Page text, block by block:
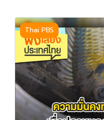
Thai PBS